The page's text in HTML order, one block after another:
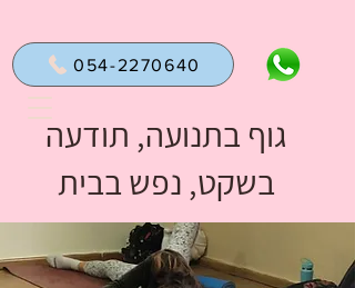
054-2270640
גוף בתנועה, תודעה
בשקט, נפש בבית